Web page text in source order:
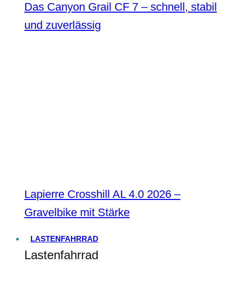
Das Canyon Grail CF 7 – schnell, stabil
und zuverlässig
Lapierre Crosshill AL 4.0 2026 –
Gravelbike mit Stärke
LASTENFAHRRAD
Lastenfahrrad